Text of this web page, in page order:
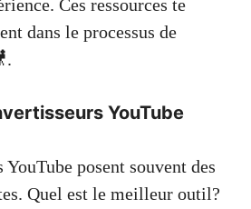
Ces ressources te
dans le processus de
YouTube
posent souvent des
Quel est le meilleur outil?